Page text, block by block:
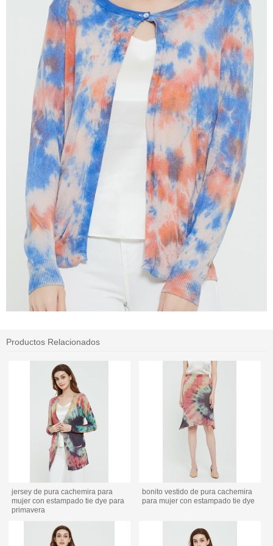
Productos Relacionados
jersey de pura cachemira para
mujer con estampado tie dye para
primavera
bonito vestido de pura cachemira
para mujer con estampado tie dye